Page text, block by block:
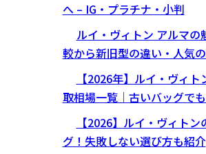
へ – IG・プラチナ・小判
ルイ・ヴィトン アルマの
較から新旧型の違い・人気
【2026年】ルイ・ヴィ
取相場一覧｜古いバッグで
【2026】ルイ・ヴィト
グ！失敗しない選び方も紹介